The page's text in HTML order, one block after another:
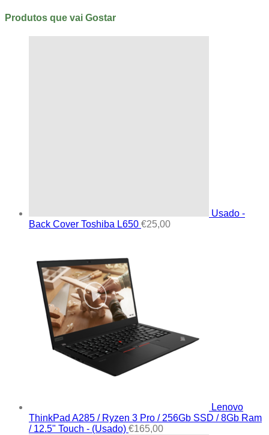
Produtos que vai Gostar
Usado -
Back Cover Toshiba L650 €25,00
Lenovo
ThinkPad A285 / Ryzen 3 Pro / 256Gb SSD / 8Gb Ram
/ 12.5" Touch - (Usado) €165,00